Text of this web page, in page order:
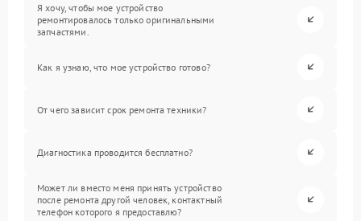
Я хочу, чтобы мое устройство
ремонтировалось только оригинальными
запчастями.
Как я узнаю, что мое устройство готово?
От чего зависит срок ремонта техники?
Диагностика проводится бесплатно?
Может ли вместо меня принять устройство
после ремонта другой человек, контактный
телефон которого я предоставлю?